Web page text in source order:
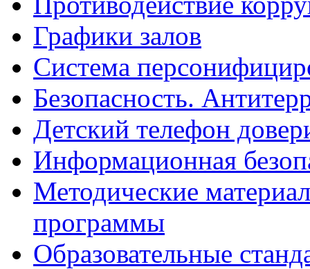
Графики залов
Система
Безопасность.
Детский телефон
Информационная
Методические
программы
Образовательные